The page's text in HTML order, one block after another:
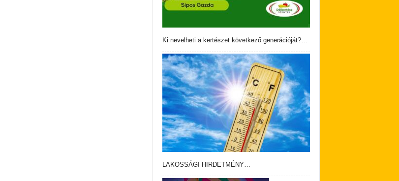
Ki nevelheti a kertészet következő generációját?…
LAKOSSÁGI HIRDETMÉNY…